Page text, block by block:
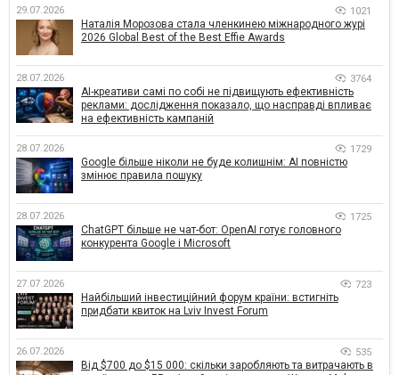
29.07.2026 1021
Наталія Морозова стала членкинею міжнародного журі
2026 Global Best of the Best Effie Awards
28.07.2026 3764
AI-креативи самі по собі не підвищують ефективність
реклами: дослідження показало, що насправді впливає
на ефективність кампаній
28.07.2026 1729
Google більше ніколи не буде колишнім: AI повністю
змінює правила пошуку
28.07.2026 1725
ChatGPT більше не чат-бот: OpenAI готує головного
конкурента Google і Microsoft
27.07.2026 723
Найбільший інвестиційний форум країни: встигніть
придбати квиток на Lviv Invest Forum
26.07.2026 535
Від $700 до $15 000: скільки заробляють та витрачають в